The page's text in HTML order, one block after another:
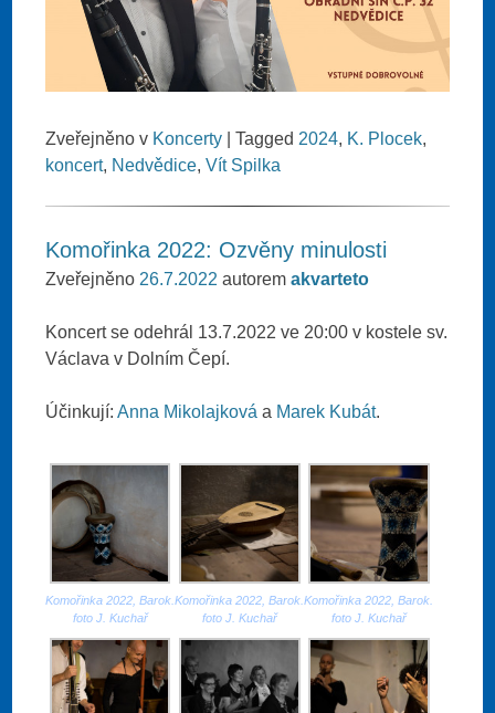
Zveřejněno v Koncerty |Tagged 2024, K. Plocek,
koncert, Nedvědice,Vít Spilka
Komořinka 2022: Ozvěny minulosti
Zveřejněno 26.7.2022 autoremakvarteto
Koncert se odehrál 13.7.2022 ve 20:00 v kostele sv.
Václava v Dolním Čepí.
Účinkují:Anna Mikolajková a Marek Kubát.
Komořinka 2022, Barok.
foto J. Kuchař
Komořinka 2022, Barok.
foto J. Kuchař
Komořinka 2022, Barok.
foto J. Kuchař